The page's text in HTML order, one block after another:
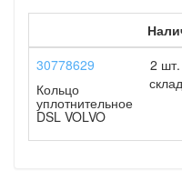
30778629
Кольцо
уплотнительное
DSL VOLVO
2